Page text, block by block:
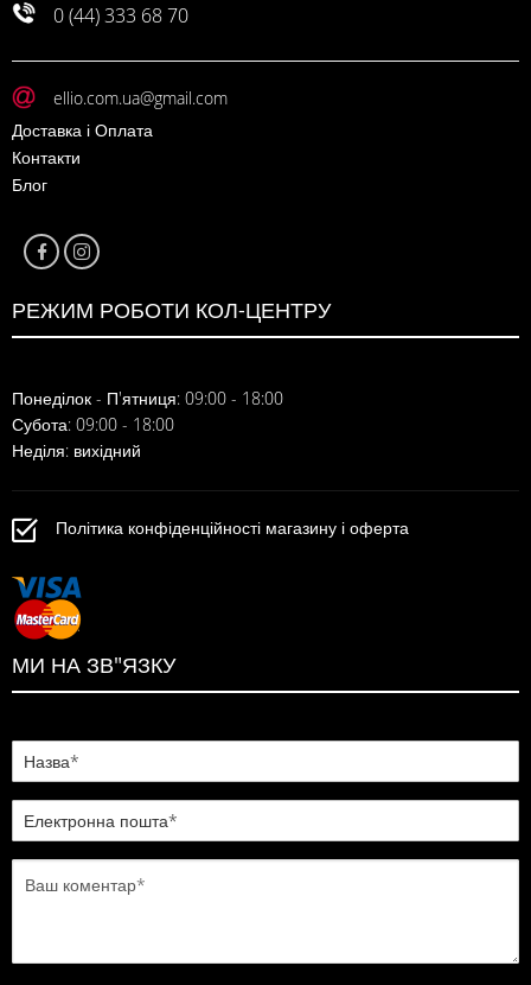
0 (44) 333 68 70
ellio.com.ua@gmail.com
Доставка і Оплата
Контакти
Блог
РЕЖИМ РОБОТИ КОЛ-ЦЕНТРУ
Понеділок - П'ятниця: 09:00 - 18:00
Субота: 09:00 - 18:00
Неділя: вихідний
Політика конфіденційності магазину і оферта
МИ НА ЗВ"ЯЗКУ